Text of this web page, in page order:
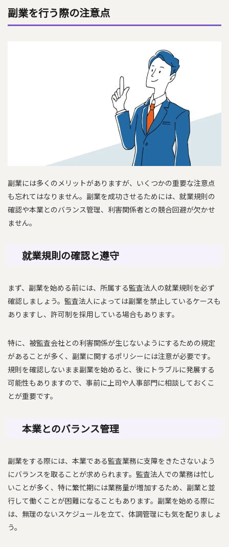
副業を行う際の注意点
副業には多くのメリットがありますが、いくつかの重要な注意点
も忘れてはなりません。副業を成功させるためには、就業規則の
確認や本業とのバランス管理、利害関係者との競合回避が欠かせ
ません。
就業規則の確認と遵守
まず、副業を始める前には、所属する監査法人の就業規則を必ず
確認しましょう。監査法人によっては副業を禁止しているケースも
ありますし、許可制を採用している場合もあります。
特に、被監査会社との利害関係が生じないようにするための規定
があることが多く、副業に関するポリシーには注意が必要です。
規則を確認しないまま副業を始めると、後にトラブルに発展する
可能性もありますので、事前に上司や人事部門に相談しておくこ
とが重要です。
本業とのバランス管理
副業をする際には、本業である監査業務に支障をきたさないよう
にバランスを取ることが求められます。監査法人での業務は忙し
いことが多く、特に繁忙期には業務量が増加するため、副業と並
行して働くことが困難になることもあります。副業を始める際に
は、無理のないスケジュールを立て、体調管理にも気を配りましょ
う。